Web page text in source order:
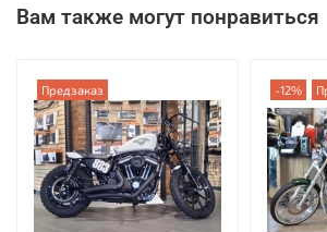
Вам также могут понравиться
Предзаказ -12%